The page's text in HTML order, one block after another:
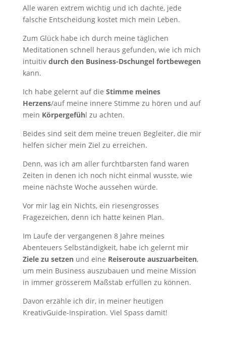
Alle waren extrem wichtig und ich dachte, jede
falsche Entscheidung kostet mich mein Leben.
Zum Glück habe ich durch meine täglichen
Meditationen schnell heraus gefunden, wie ich mich
intuitiv durch den Business-Dschungel fortbewegen
kann.
Ich habe gelernt auf die Stimme meines
Herzens/auf meine innere Stimme zu hören und auf
mein Körpergefühl zu achten.
Beides sind seit dem meine treuen Begleiter, die mir
helfen sicher mein Ziel zu erreichen.
Denn, was ich am aller furchtbarsten fand waren
Zeiten in denen ich noch nicht einmal wusste, wie
meine nächste Woche aussehen würde.
Vor mir lag ein Nichts, ein riesengrosses
Fragezeichen, denn ich hatte keinen Plan.
Im Laufe der vergangenen 8 Jahre meines
Abenteuers Selbständigkeit, habe ich gelernt mir
Ziele zu setzenund eine Reiseroute auszuarbeiten,
um mein Business auszubauen und meine Mission
in immer grösserem Maßstab erfüllen zu können.
Davon erzähle ich dir, in meiner heutigen
KreativGuide-Inspiration. Viel Spass damit!